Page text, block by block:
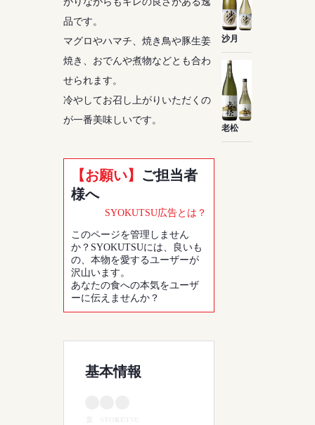
品です。
マグロやハマチ、焼き鳥や豚生姜
焼き、おでんや煮物などとも合わ
せられます。
冷やしてお召し上がりいただくの
が一番美味しいです。
【お願い】
ご担当者
様へ
SYOKUTSU広告とは？
このページを管理しません
か？SYOKUTSUには、良いも
の、本物を愛するユーザーが
沢山います。
あなたの食への本気をユーザ
ーに伝えませんか？
基本情報
沙月
老松